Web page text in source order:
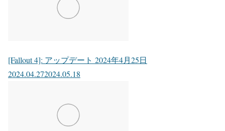
[Fallout 4]: アップデート 2024年4月25日
2024.04.272024.05.18